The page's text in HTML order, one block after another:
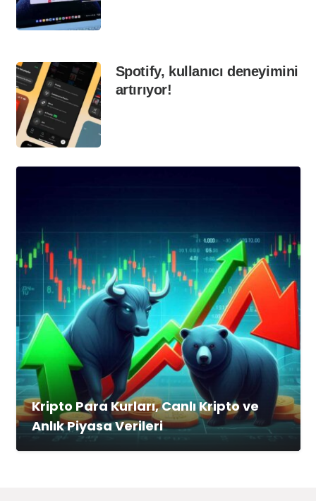
Spotify, kullanıcı deneyimini
artırıyor!
Kripto Para Kurları, Canlı Kripto ve
Anlık Piyasa Verileri